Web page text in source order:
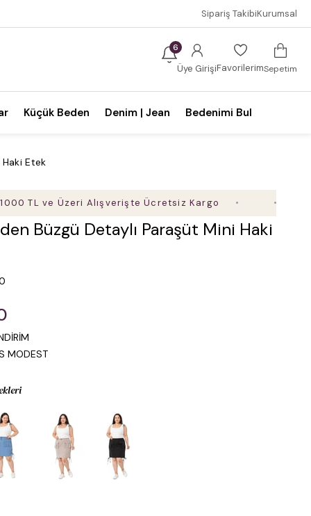
Sipariş TakibiKurumsal
6
Üye GirişiFavorilerimSepetim
Küçük Beden Denim | Jean Bedenimi Bul
Etek
ve Üzeri Alışverişte Ücretsiz Kargo Mobil
Büzgü Detaylı Paraşüt Mini Haki
MODEST